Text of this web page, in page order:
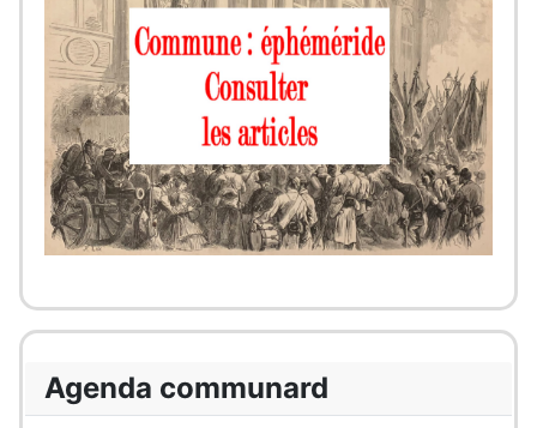
Agenda communard